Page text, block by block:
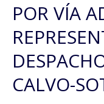
POR VÍA
CALVO-